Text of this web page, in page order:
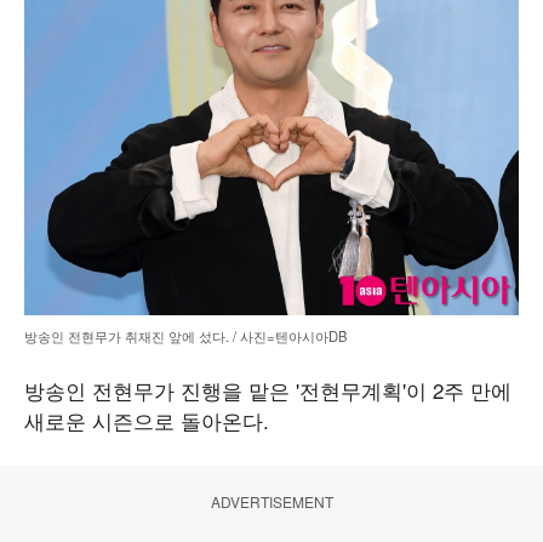
방송인 전현무가 취재진 앞에 섰다. / 사진=텐아시아DB
방송인 전현무가 진행을 맡은 '전현무계획'이 2주 만에
새로운 시즌으로 돌아온다.
ADVERTISEMENT